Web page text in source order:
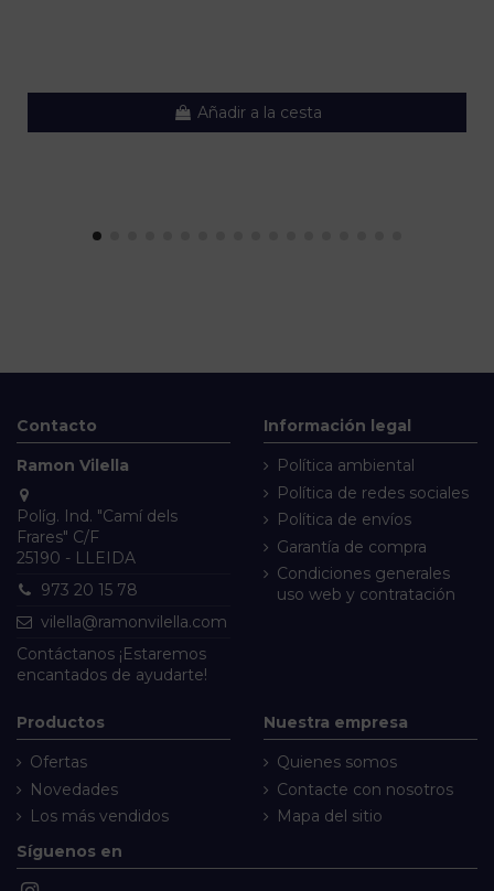
Añadir a la cesta
Contacto
Ramon Vilella
Políg. Ind. "Camí dels
Frares" C/F
25190 - LLEIDA
973 20 15 78
vilella@ramonvilella.com
Contáctanos ¡Estaremos
encantados de ayudarte!
Información legal
Política ambiental
Política de redes sociales
Política de envíos
Garantía de compra
Condiciones generales
uso web y contratación
Productos
Ofertas
Novedades
Los más vendidos
Nuestra empresa
Quienes somos
Contacte con nosotros
Mapa del sitio
Síguenos en